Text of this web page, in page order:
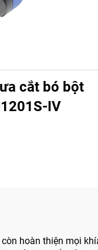
cắt bó bột
IV
hoàn thiện mọi